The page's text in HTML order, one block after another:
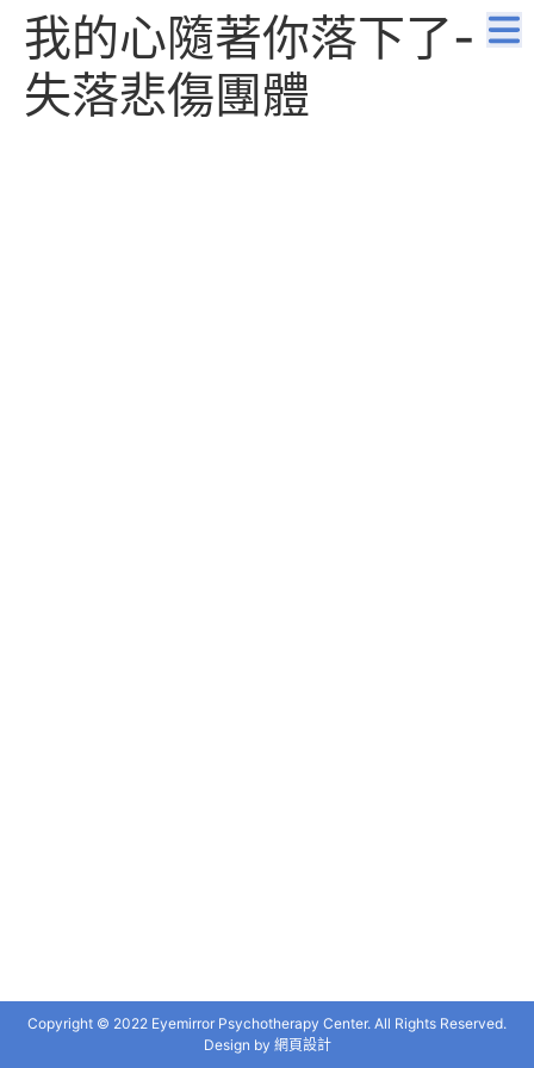
我的心隨著你落下了-
失落悲傷團體
Copyright © 2022 Eyemirror Psychotherapy Center. All Rights Reserved.
Design by 網頁設計